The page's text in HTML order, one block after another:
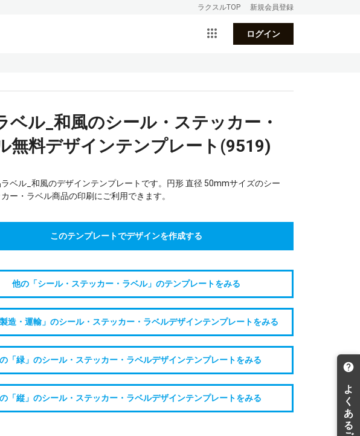
ラクスルTOP 新規会員登録
ログイン
ベル_和風のシール・ステッカー・
無料デザインテンプレート(9519)
ベル_和風のデザインテンプレートです。円形 直径 50mmサイズのシー
ー・ラベル商品の印刷にご利用できます。
このテンプレートでデザインを作成する
他の「シール・ステッカー・ラベル」のテンプレートをみる
造・運輸」のシール・ステッカー・ラベルデザインテンプレートをみる
「緑」のシール・ステッカー・ラベルデザインテンプレートをみる
「縦」のシール・ステッカー・ラベルデザインテンプレートをみる